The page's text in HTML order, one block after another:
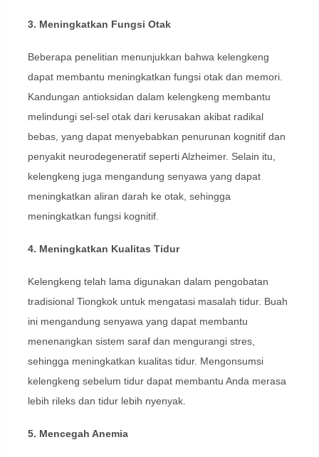
3. Meningkatkan Fungsi Otak
Beberapa penelitian menunjukkan bahwa kelengkeng
dapat membantu meningkatkan fungsi otak dan memori.
Kandungan antioksidan dalam kelengkeng membantu
melindungi sel-sel otak dari kerusakan akibat radikal
bebas, yang dapat menyebabkan penurunan kognitif dan
penyakit neurodegeneratif seperti Alzheimer. Selain itu,
kelengkeng juga mengandung senyawa yang dapat
meningkatkan aliran darah ke otak, sehingga
meningkatkan fungsi kognitif.
4. Meningkatkan Kualitas Tidur
Kelengkeng telah lama digunakan dalam pengobatan
tradisional Tiongkok untuk mengatasi masalah tidur. Buah
ini mengandung senyawa yang dapat membantu
menenangkan sistem saraf dan mengurangi stres,
sehingga meningkatkan kualitas tidur. Mengonsumsi
kelengkeng sebelum tidur dapat membantu Anda merasa
lebih rileks dan tidur lebih nyenyak.
5. Mencegah Anemia